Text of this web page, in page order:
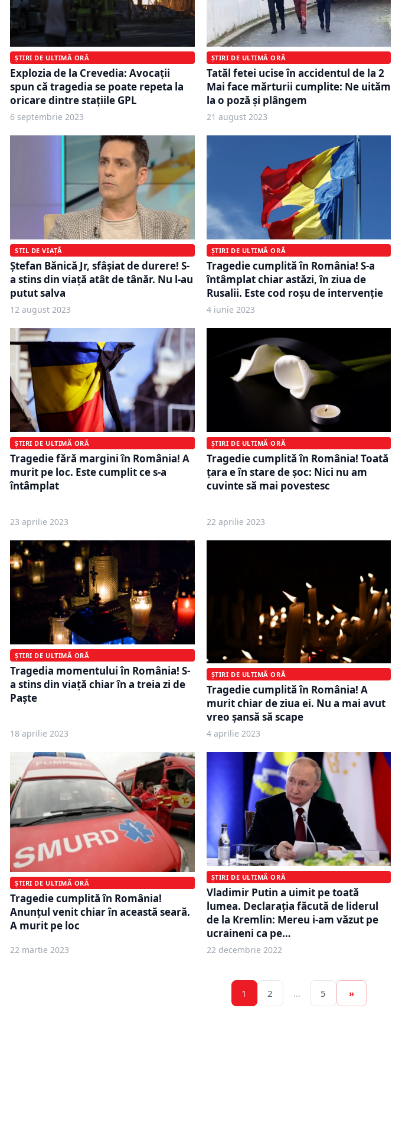
ȘTIRI DE ULTIMĂ ORĂ
Explozia de la Crevedia: Avocații
spun că tragedia se poate repeta la
oricare dintre staţiile GPL
6 septembrie 2023
ȘTIRI DE ULTIMĂ ORĂ
Tatăl fetei ucise în accidentul de la 2
Mai face mărturii cumplite: Ne uităm
la o poză și plângem
21 august 2023
STIL DE VIAȚĂ
Ștefan Bănică Jr, sfâșiat de durere! S-
a stins din viață atât de tânăr. Nu l-au
putut salva
12 august 2023
ȘTIRI DE ULTIMĂ ORĂ
Tragedie cumplită în România! S-a
întâmplat chiar astăzi, în ziua de
Rusalii. Este cod roșu de intervenție
4 iunie 2023
ȘTIRI DE ULTIMĂ ORĂ
Tragedie fără margini în România! A
murit pe loc. Este cumplit ce s-a
întâmplat
23 aprilie 2023
ȘTIRI DE ULTIMĂ ORĂ
Tragedie cumplită în România! Toată
țara e în stare de șoc: Nici nu am
cuvinte să mai povestesc
22 aprilie 2023
ȘTIRI DE ULTIMĂ ORĂ
Tragedia momentului în România! S-
a stins din viață chiar în a treia zi de
Paște
18 aprilie 2023
ȘTIRI DE ULTIMĂ ORĂ
Tragedie cumplită în România! A
murit chiar de ziua ei. Nu a mai avut
vreo șansă să scape
4 aprilie 2023
ȘTIRI DE ULTIMĂ ORĂ
Tragedie cumplită în România!
Anunțul venit chiar în această seară.
A murit pe loc
22 martie 2023
ȘTIRI DE ULTIMĂ ORĂ
Vladimir Putin a uimit pe toată
lumea. Declarația făcută de liderul
de la Kremlin: Mereu i-am văzut pe
ucraineni ca pe…
22 decembrie 2022
1 2 … 5 »